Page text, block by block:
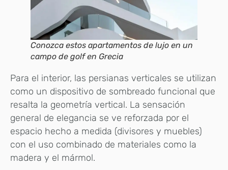
Conozca estos apartamentos de lujo en un
campo de golf en Grecia
Para el interior, las persianas verticales se utilizan
como un dispositivo de sombreado funcional que
resalta la geometría vertical. La sensación
general de elegancia se ve reforzada por el
espacio hecho a medida (divisores y muebles)
con el uso combinado de materiales como la
madera y el mármol.